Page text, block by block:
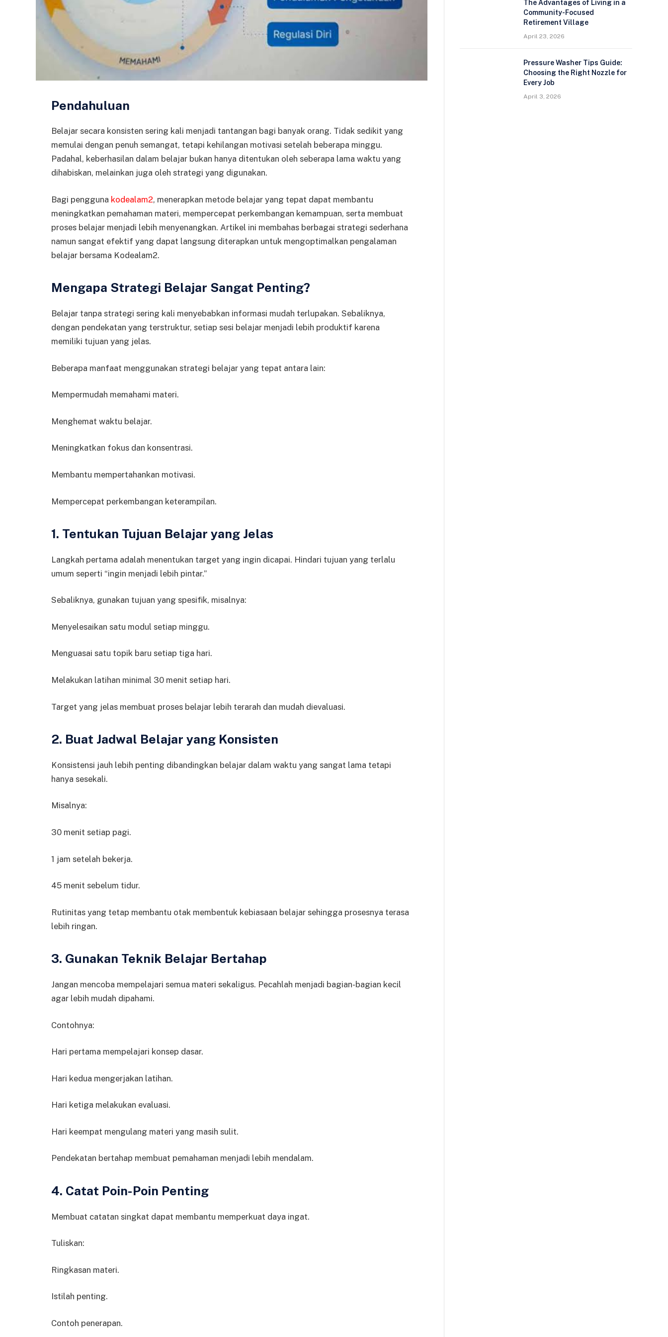
Pendahuluan
Belajar secara konsisten sering kali menjadi tantangan bagi banyak orang. Tidak sedikit yang
memulai dengan penuh semangat, tetapi kehilangan motivasi setelah beberapa minggu.
Padahal, keberhasilan dalam belajar bukan hanya ditentukan oleh seberapa lama waktu yang
dihabiskan, melainkan juga oleh strategi yang digunakan.
Bagi pengguna kodealam2, menerapkan metode belajar yang tepat dapat membantu
meningkatkan pemahaman materi, mempercepat perkembangan kemampuan, serta membuat
proses belajar menjadi lebih menyenangkan. Artikel ini membahas berbagai strategi sederhana
namun sangat efektif yang dapat langsung diterapkan untuk mengoptimalkan pengalaman
belajar bersama Kodealam2.
Mengapa Strategi Belajar Sangat Penting?
Belajar tanpa strategi sering kali menyebabkan informasi mudah terlupakan. Sebaliknya,
dengan pendekatan yang terstruktur, setiap sesi belajar menjadi lebih produktif karena
memiliki tujuan yang jelas.
Beberapa manfaat menggunakan strategi belajar yang tepat antara lain:
Mempermudah memahami materi.
Menghemat waktu belajar.
Meningkatkan fokus dan konsentrasi.
Membantu mempertahankan motivasi.
Mempercepat perkembangan keterampilan.
1. Tentukan Tujuan Belajar yang Jelas
Langkah pertama adalah menentukan target yang ingin dicapai. Hindari tujuan yang terlalu
umum seperti “ingin menjadi lebih pintar.”
Sebaliknya, gunakan tujuan yang spesifik, misalnya:
Menyelesaikan satu modul setiap minggu.
Menguasai satu topik baru setiap tiga hari.
Melakukan latihan minimal 30 menit setiap hari.
Target yang jelas membuat proses belajar lebih terarah dan mudah dievaluasi.
2. Buat Jadwal Belajar yang Konsisten
Konsistensi jauh lebih penting dibandingkan belajar dalam waktu yang sangat lama tetapi
hanya sesekali.
Misalnya:
30 menit setiap pagi.
1 jam setelah bekerja.
45 menit sebelum tidur.
Rutinitas yang tetap membantu otak membentuk kebiasaan belajar sehingga prosesnya terasa
lebih ringan.
3. Gunakan Teknik Belajar Bertahap
Jangan mencoba mempelajari semua materi sekaligus. Pecahlah menjadi bagian-bagian kecil
agar lebih mudah dipahami.
Contohnya:
Hari pertama mempelajari konsep dasar.
Hari kedua mengerjakan latihan.
Hari ketiga melakukan evaluasi.
Hari keempat mengulang materi yang masih sulit.
Pendekatan bertahap membuat pemahaman menjadi lebih mendalam.
4. Catat Poin-Poin Penting
Membuat catatan singkat dapat membantu memperkuat daya ingat.
Tuliskan:
Ringkasan materi.
Istilah penting.
Contoh penerapan.
The Advantages of Living in a
Community-Focused
Retirement Village
April 23, 2026
Pressure Washer Tips Guide:
Choosing the Right Nozzle for
Every Job
April 3, 2026